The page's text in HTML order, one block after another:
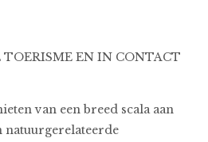
TOERISME EN IN CONTACT
van een breed scala aan
natuurgerelateerde